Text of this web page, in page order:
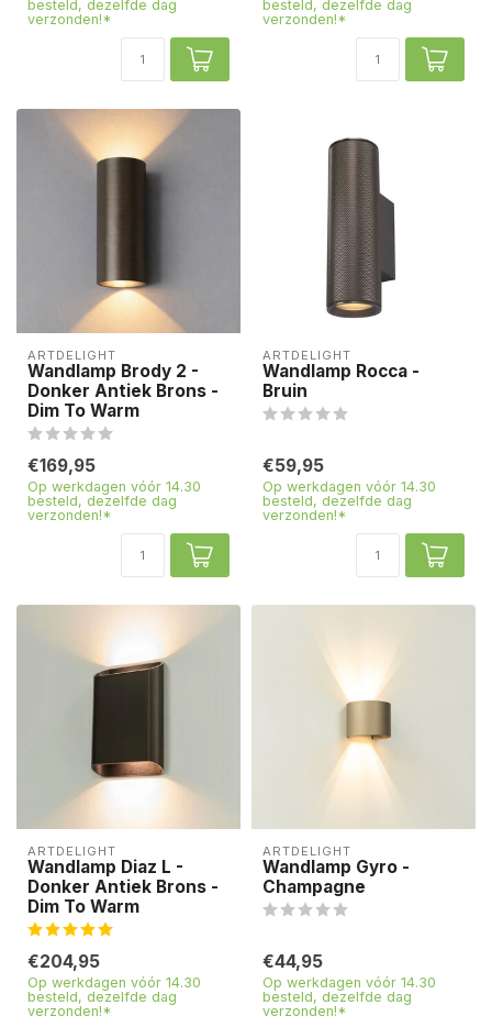
besteld, dezelfde dag
verzonden!*
besteld, dezelfde dag
verzonden!*
ARTDELIGHT
Wandlamp Brody 2 -
Donker Antiek Brons -
Dim To Warm
€169,95
Op werkdagen vóór 14.30
besteld, dezelfde dag
verzonden!*
ARTDELIGHT
Wandlamp Rocca -
Bruin
€59,95
Op werkdagen vóór 14.30
besteld, dezelfde dag
verzonden!*
ARTDELIGHT
Wandlamp Diaz L -
Donker Antiek Brons -
Dim To Warm
€204,95
Op werkdagen vóór 14.30
besteld, dezelfde dag
verzonden!*
ARTDELIGHT
Wandlamp Gyro -
Champagne
€44,95
Op werkdagen vóór 14.30
besteld, dezelfde dag
verzonden!*